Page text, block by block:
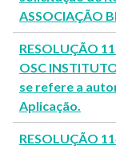
ASSOCIAÇÃO
RESOLUÇÃO
OSC
se refere a
Aplicação.
RESOLUÇÃO